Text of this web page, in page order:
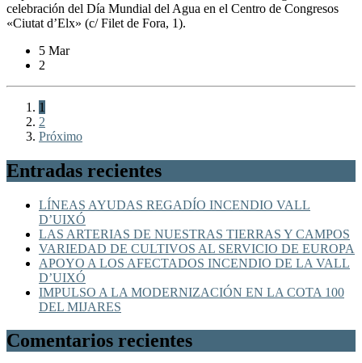
celebración del Día Mundial del Agua en el Centro de Congresos
«Ciutat d’Elx» (c/ Filet de Fora, 1).
5 Mar
2
1
2
Próximo
Entradas recientes
LÍNEAS AYUDAS REGADÍO INCENDIO VALL
D’UIXÓ
LAS ARTERIAS DE NUESTRAS TIERRAS Y CAMPOS
VARIEDAD DE CULTIVOS AL SERVICIO DE EUROPA
APOYO A LOS AFECTADOS INCENDIO DE LA VALL
D’UIXÓ
IMPULSO A LA MODERNIZACIÓN EN LA COTA 100
DEL MIJARES
Comentarios recientes